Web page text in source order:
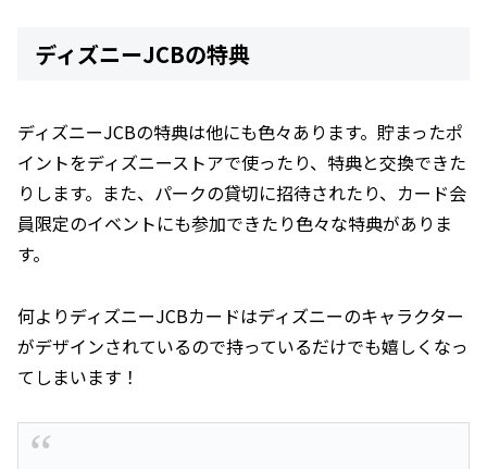
ディズニーJCBの特典
ディズニーJCBの特典は他にも色々あります。貯まったポ
イントをディズニーストアで使ったり、特典と交換できた
りします。また、パークの貸切に招待されたり、カード会
員限定のイベントにも参加できたり色々な特典がありま
す。
何よりディズニーJCBカードはディズニーのキャラクター
がデザインされているので持っているだけでも嬉しくなっ
てしまいます！